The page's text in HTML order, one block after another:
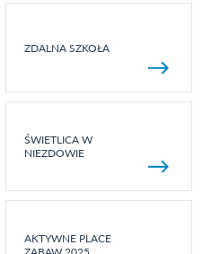
ZDALNA SZKOŁA
ŚWIETLICA W
NIEZDOWIE
AKTYWNE PLACE